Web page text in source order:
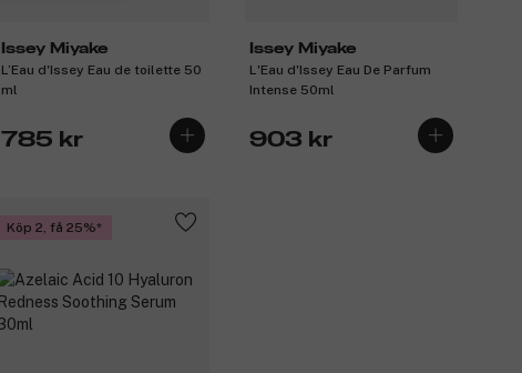
Issey Miyake
L’Eau d'Issey Eau de toilette 50
ml
785 kr
Issey Miyake
L'Eau d'Issey Eau De Parfum
Intense 50ml
903 kr
Köp 2, få 25%